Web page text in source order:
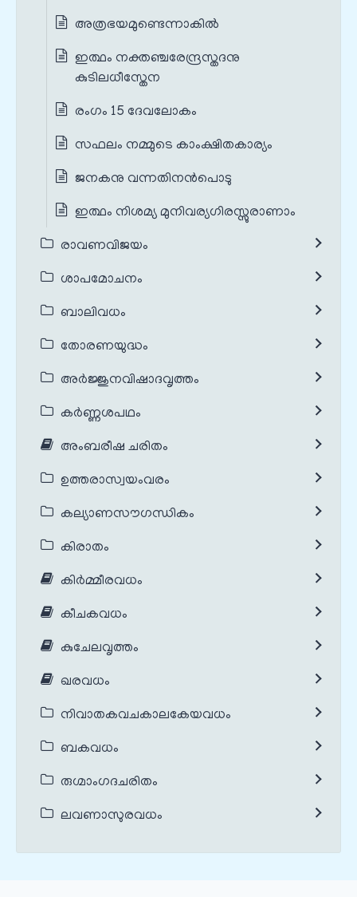
അത്രഭയമുണ്ടെന്നാകില്‍
ഇത്ഥം നക്തഞ്ചരേന്ദ്രസ്തദനു
കുടിലധീസ്തേന
രംഗം 15 ദേവലോകം
സഫലം നമ്മുടെ കാംക്ഷിതകാര്യം
ജനകനു വന്നതിനൻപൊടു
ഇത്ഥം നിശമ്യ മുനിവര്യഗിരസ്സുരാണാം
രാവണവിജയം
ശാപമോചനം
ബാലിവധം
തോരണയുദ്ധം
അർജ്ജുനവിഷാദവൃത്തം
കർണ്ണശപഥം
അംബരീഷ ചരിതം
ഉത്തരാസ്വയംവരം
കല്യാണസൗഗന്ധികം
കിരാതം
കിർമ്മീരവധം
കീചകവധം
കുചേലവൃത്തം
ഖരവധം
നിവാതകവചകാലകേയവധം
ബകവധം
രുഗ്മാംഗദചരിതം
ലവണാസുരവധം